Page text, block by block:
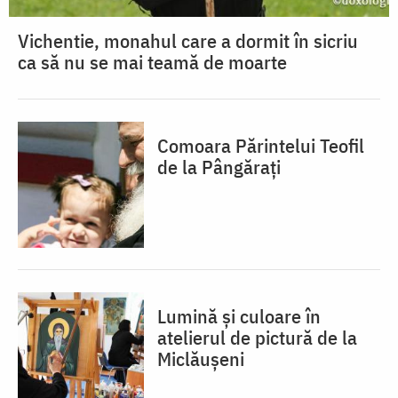
Vichentie, monahul care a dormit în sicriu
ca să nu se mai teamă de moarte
Comoara Părintelui Teofil
de la Pângărați
Lumină și culoare în
atelierul de pictură de la
Miclăușeni